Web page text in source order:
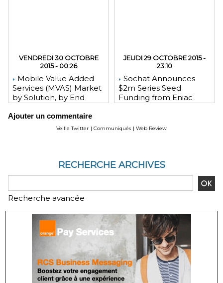
VENDREDI 30 OCTOBRE
2015 - 00:26
Mobile Value Added
Services (MVAS) Market
by Solution, by End
Geography - Global
Forecast and Analysis to
JEUDI 29 OCTOBRE 2015 -
23:10
Sochat Announces
$2m Series Seed
Funding from Eniac
Zhang
Ajouter un commentaire
Veille Twitter | Communiqués | Web Review
RECHERCHE ARCHIVES
Recherche avancée